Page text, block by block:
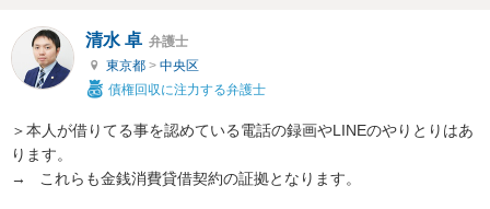
清水 卓 弁護士
東京都 > 中央区
債権回収に注力する弁護士
＞本人が借りてる事を認めている電話の録画やLINEのやりとりはあ
ります。
→   これらも金銭消費貸借契約の証拠となります。